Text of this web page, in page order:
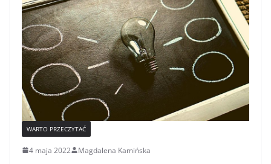
WARTO PRZECZYTAĆ
4 maja 2022 Magdalena Kamińska